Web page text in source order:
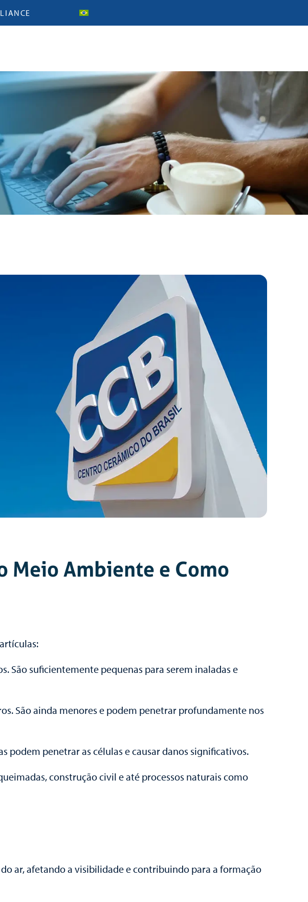
Meio Ambiente e Como
São suficientemente pequenas para serem inaladas e
São ainda menores e podem penetrar profundamente nos
podem penetrar as células e causar danos significativos.
construção civil e até processos naturais como
ar, afetando a visibilidade e contribuindo para a formação